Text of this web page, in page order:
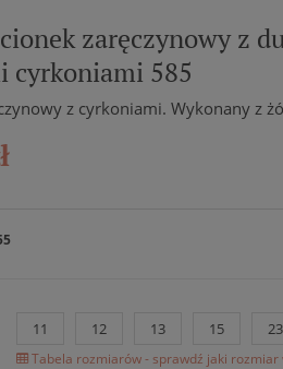
zaręczynowy z
cyrkoniami 585
z cyrkoniami. Wykonany z
11 12 13 15 23
Tabela rozmiarów - sprawdź jaki rozmiar